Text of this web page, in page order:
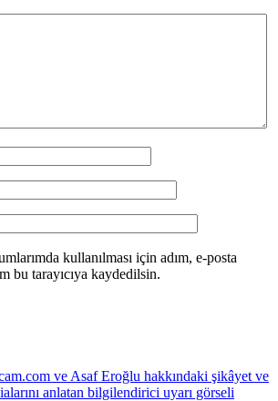
kullanılması için adım, e-posta
bu tarayıcıya kaydedilsin.